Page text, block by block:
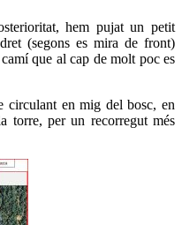
hem pujat un petit
(segons es mira de front)
que al cap de molt poc es
circulant en mig del bosc, en
torre, per un recorregut més